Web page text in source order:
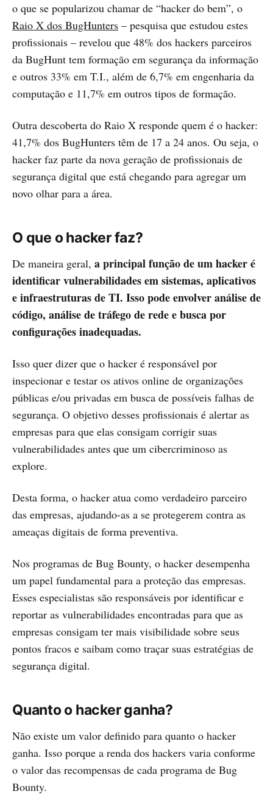
o que se popularizou chamar de “hacker do bem”, o
Raio X dos BugHunters – pesquisa que estudou estes
profissionais – revelou que 48% dos hackers parceiros
da BugHunt tem formação em segurança da informação
e outros 33% em T.I., além de 6,7% em engenharia da
computação e 11,7% em outros tipos de formação.
Outra descoberta do Raio X responde quem é o hacker:
41,7% dos BugHunters têm de 17 a 24 anos. Ou seja, o
hacker faz parte da nova geração de profissionais de
segurança digital que está chegando para agregar um
novo olhar para a área.
O que o hacker faz?
De maneira geral, a principal função de um hacker é
identificar vulnerabilidades em sistemas, aplicativos
e infraestruturas de TI. Isso pode envolver análise de
código, análise de tráfego de rede e busca por
configurações inadequadas.
Isso quer dizer que o hacker é responsável por
inspecionar e testar os ativos online de organizações
públicas e/ou privadas em busca de possíveis falhas de
segurança. O objetivo desses profissionais é alertar as
empresas para que elas consigam corrigir suas
vulnerabilidades antes que um cibercriminoso as
explore.
Desta forma, o hacker atua como verdadeiro parceiro
das empresas, ajudando-as a se protegerem contra as
ameaças digitais de forma preventiva.
Nos programas de Bug Bounty, o hacker desempenha
um papel fundamental para a proteção das empresas.
Esses especialistas são responsáveis por identificar e
reportar as vulnerabilidades encontradas para que as
empresas consigam ter mais visibilidade sobre seus
pontos fracos e saibam como traçar suas estratégias de
segurança digital.
Quanto o hacker ganha?
Não existe um valor definido para quanto o hacker
ganha. Isso porque a renda dos hackers varia conforme
o valor das recompensas de cada programa de Bug
Bounty.